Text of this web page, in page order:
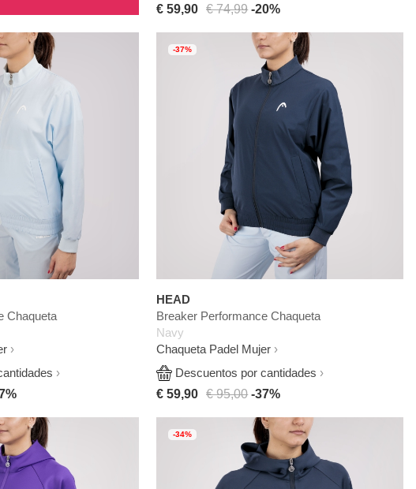
€ 59,90
€ 74,99-20%
Chaqueta
-37%
HEAD
Breaker Performance Chaqueta
Navy
Chaqueta Padel Mujer
Descuentos por cantidades
€ 59,90
€ 95,00-37%
-34%